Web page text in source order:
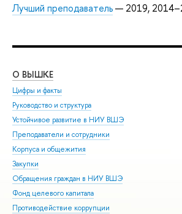
Лучший преподаватель— 2019,
О ВЫШКЕ
Цифры и факты
Руководство и структура
Устойчивое развитие в НИУ ВШЭ
Преподаватели и сотрудники
Корпуса и общежития
Закупки
Обращения граждан в НИУ ВШЭ
Фонд целевого капитала
Противодействие коррупции